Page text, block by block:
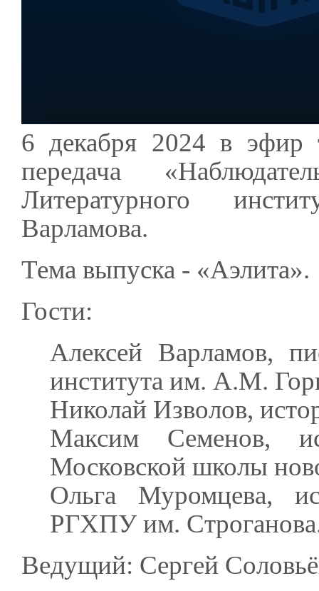
6 декабря 2024 в эфир
передача
Литературного
Варламова.
Тема выпуска - «Аэлита».
Гости:
Алексей Варламов,
института им. А.М.
Николай Изволов,
Максим Семенов,
Московской школы
Ольга Муромцева,
РГХПУ им.
Ведущий: Сергей